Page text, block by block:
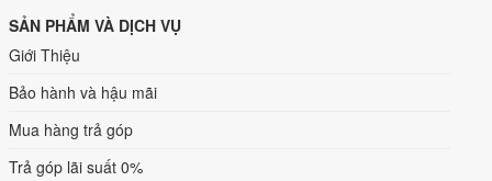
SẢN PHẨM VÀ DỊCH VỤ
Giới Thiệu
Bảo hành và hậu mãi
Mua hàng trả góp
Trả góp lãi suất 0%